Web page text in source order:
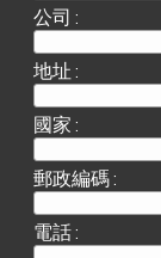
公司 :
地址 :
國家 :
郵政編碼 :
電話 :